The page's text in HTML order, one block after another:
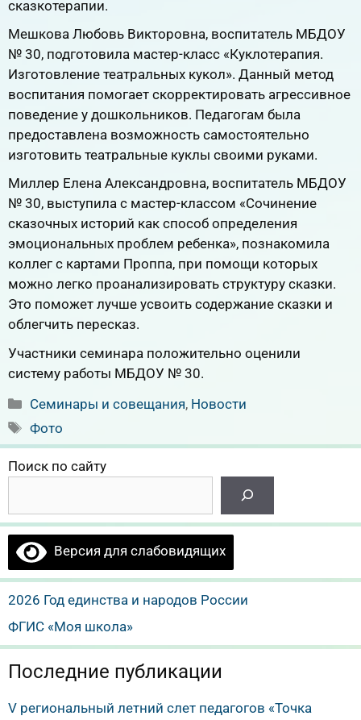
сказкотерапии.
Мешкова Любовь Викторовна, воспитатель МБДОУ
№ 30, подготовила мастер-класс «Куклотерапия.
Изготовление театральных кукол». Данный метод
воспитания помогает скорректировать агрессивное
поведение у дошкольников. Педагогам была
предоставлена возможность самостоятельно
изготовить театральные куклы своими руками.
Миллер Елена Александровна, воспитатель МБДОУ
№ 30, выступила с мастер-классом «Сочинение
сказочных историй как способ определения
эмоциональных проблем ребенка», познакомила
коллег с картами Проппа, при помощи которых
можно легко проанализировать структуру сказки.
Это поможет лучше усвоить содержание сказки и
облегчить пересказ.
Участники семинара положительно оценили
систему работы МБДОУ № 30.
Рубрики
Семинары и совещания, Новости
Метки
Фото
Поиск по сайту
Версия для слабовидящих
2026 Год единства и народов России
ФГИС «Моя школа»
Последние публикации
V региональный летний слет педагогов «Точка